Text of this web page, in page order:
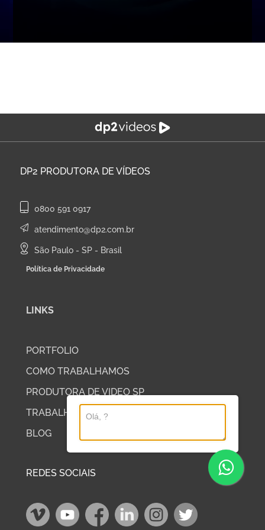
DP2 PRODUTORA DE VÍDEOS
0800 591 0917
atendimento@dp2.com.br
São Paulo - SP - Brasil
Política de Privacidade
LINKS
PORTFOLIO
COMO TRABALHAMOS
PRODUTORA DE VIDEO SP
TRABALHE COM A DP2
BLOG
REDES SOCIAIS